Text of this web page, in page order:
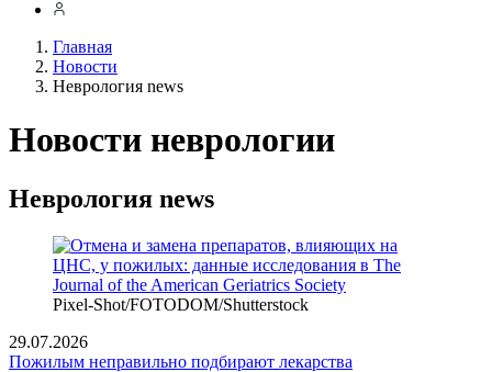
Главная
Новости
Неврология news
Новости неврологии
Неврология news
Pixel-Shot/FOTODOM/Shutterstoсk
29.07.2026
Пожилым неправильно подбирают лекарства